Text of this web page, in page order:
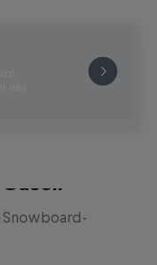
des
Snowboard-